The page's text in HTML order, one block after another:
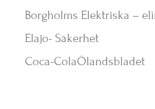
Borgholms Elektriska –
Elajo- Säkerhet
Coca-ColaÖlandsbladet